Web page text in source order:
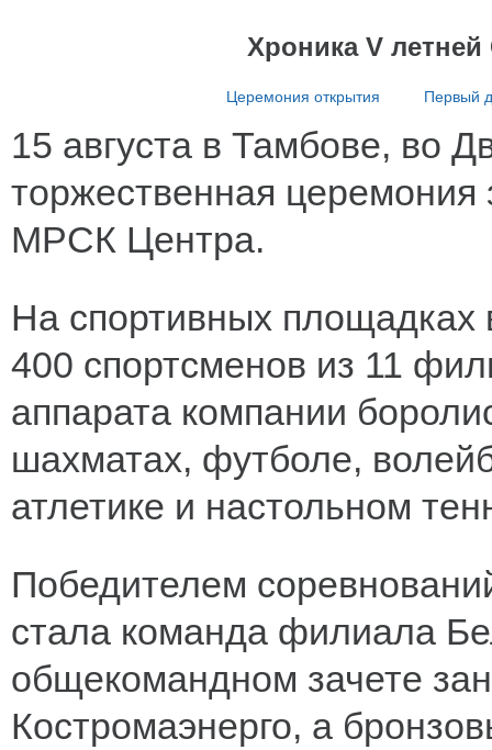
Хроника V
Церемония открытия Первый
15 августа в Тамбове, во
торжественная
МРСК Центра.
На спортивных площадках
400 спортсменов из 11
аппарата компании
шахматах, футболе,
атлетике и настольном
Победителем
стала команда филиала
общекомандном зачете
Костромаэнерго, а